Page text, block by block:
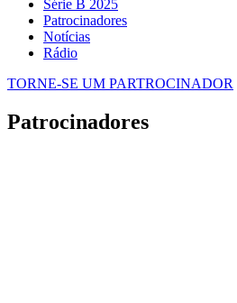
Série B 2025
Patrocinadores
Notícias
Rádio
TORNE-SE UM PARTROCINADOR
Patrocinadores